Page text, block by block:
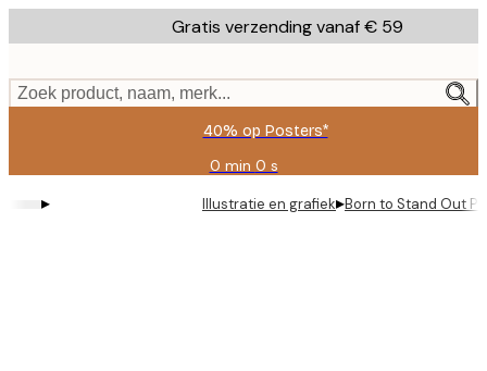
to
content.
Gratis verzending vanaf € 59
Zoek product, naam, merk...
40% op Posters*
0 min 0 s
Geldig
tot:
2026-
▸ Illustratie en grafiek▸Born to Stand Out